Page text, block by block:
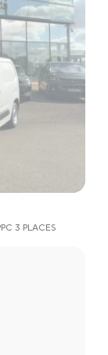
3 PLACES